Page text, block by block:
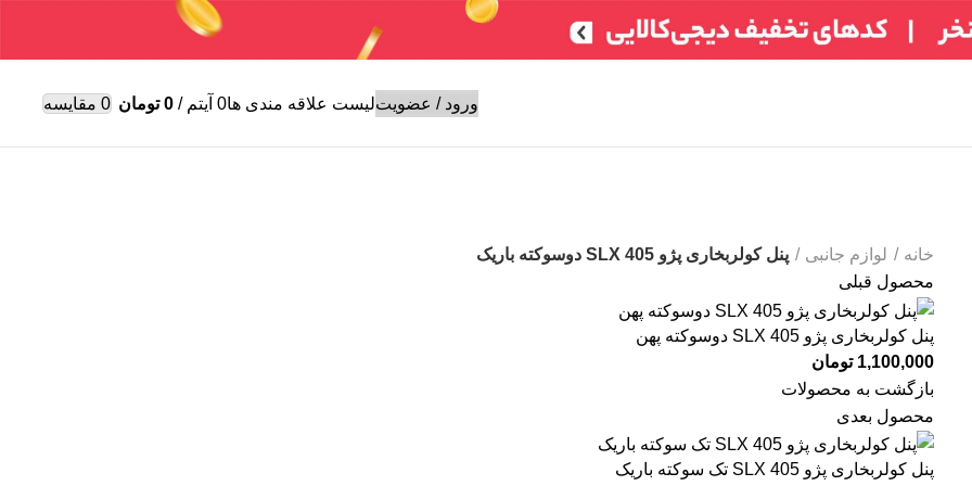
ورود / عضویتلیست علاقه مندی ها0 آیتم /
0 تومان 0 مقایسه
خانه لوازم جانبی
پنل کولربخاری پژو 405 SLX دوسوکته باریک
محصول قبلی
پنل کولربخاری پژو 405 SLX دوسوکته پهن
1,100,000 تومان
بازگشت به محصولات
محصول بعدی
پنل کولربخاری پژو 405 SLX تک سوکته باریک